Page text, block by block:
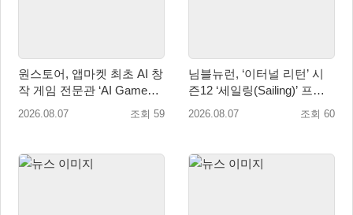
원스토어, 앱마켓 최초 AI 창
작 게임 전문관 ‘AI Games’
오픈
2026.08.07 조회 59
님블뉴런, ‘이터널 리턴’ 시
즌12 ‘세일링(Sailing)’ 프리
시즌 시작
2026.08.07 조회 60